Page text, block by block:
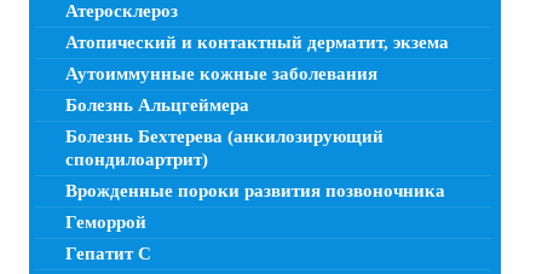
Атеросклероз
Атопический и контактный дерматит, экзема
Аутоиммунные кожные заболевания
Болезнь Альцгеймера
Болезнь Бехтерева (анкилозирующий
спондилоартрит)
Врожденные пороки развития позвоночника
Геморрой
Гепатит C